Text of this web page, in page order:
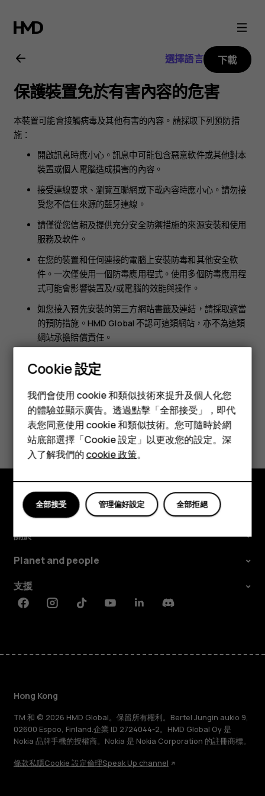
Nokia
8.1
用
戶
指
南
智慧型手機
功能型手機
配件
平板電腦
選擇語言 下載
保護裝置免於有害內容的危害
本裝置可能會接觸病毒及其他有害的內容。請採取下列預防措
施：
開啟訊息時應小心。訊息中可能包含惡意軟件或其他對本
裝置或個人電腦造成損害的內容。
接受連線要求、瀏覽互聯網或下載內容時應小心。請勿接
受您不信任來源的藍牙連線。
請僅從您信賴及提供充分安全防禦措施的來源安裝和使用
服務及軟件。
在您的裝置和任何連接的電腦上安裝防毒和其他安全軟
件。一次僅使用一個防毒應用程式。使用多個防毒應用程
式可能會影響裝置及/或電腦的效能與操作。
如您接入預先安裝的第三方網站書籤及連結，請採取適當
的預防措施。HMD Global 不認可這類網站，亦不為這類
網站承擔賠償責任。
您認為這有幫助嗎？
是 否
探索
關於
Planet and people
支援
FacebookInstagramTiktokYoutubeLinkedinDiscord
Hong Kong
TM 和 © 2026 HMD Global。保留所有權利。Bertel Jungin aukio 9,
02600 Espoo, Finland.企業 ID 2724044-2。HMD Global Oy 是
Nokia 品牌手機的授權商。Nokia 是 Nokia Corporation 的註冊商標。
條款私隱Cookie 設定倫理Speak Up channel
Cookie 設定
我們會使用 cookie 和類似技術來提升及個人化您
的體驗並顯示廣告。透過點擊「全部接受」，即代
表您同意使用 cookie 和類似技術。您可隨時於網
站底部選擇「Cookie 設定」以更改您的設定。深
入了解我們的cookie 政策。
全部拒絕
管理偏好設定
全部接受